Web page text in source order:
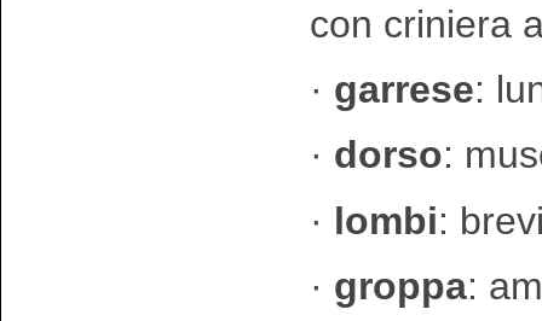
con criniera
· garrese:
· dorso:
· lombi:
· groppa: